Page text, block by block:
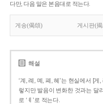
다만, 다음 말은 본음대로 적는다.
게송(偈頌) 게시판(
해설
‘계, 례, 몌, 폐, 혜’는 현실에서 [
렇지만 발음이 변화한 것과는 달
로 ‘ㅖ’로 적는다.